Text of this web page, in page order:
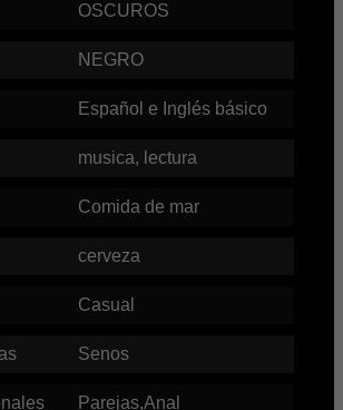
OSCUROS
NEGRO
Español e Inglés básico
musica, lectura
Comida de mar
cerveza
Casual
Senos
Parejas,Anal